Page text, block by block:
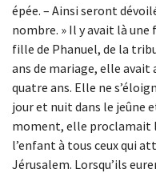
épée. – Ainsi seront
nombre. » Il y avait là
fille de Phanuel, de la
ans de mariage, elle
quatre ans. Elle ne
jour et nuit dans le jeûne
moment, elle proclamait
l’enfant à tous ceux qui
Jérusalem. Lorsqu’ils